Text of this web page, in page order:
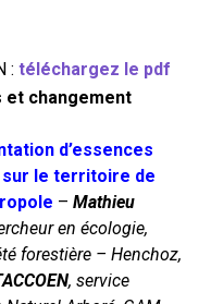
: téléchargez le pdf
et changement
d’essences
le territoire de
– Mathieu
en écologie,
forestière – Henchoz,
, service